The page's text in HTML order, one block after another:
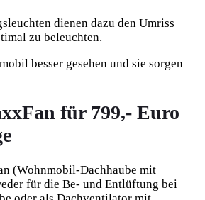
dienen dazu den Umriss
zu beleuchten.
besser gesehen und sie sorgen
für 799,- Euro
(Wohnmobil-Dachhaube mit
für die Be- und Entlüftung bei